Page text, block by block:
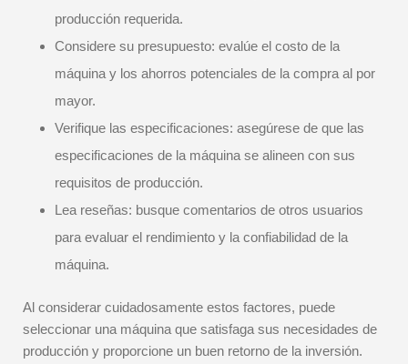
producción requerida.
Considere su presupuesto: evalúe el costo de la
máquina y los ahorros potenciales de la compra al por
mayor.
Verifique las especificaciones: asegúrese de que las
especificaciones de la máquina se alineen con sus
requisitos de producción.
Lea reseñas: busque comentarios de otros usuarios
para evaluar el rendimiento y la confiabilidad de la
máquina.
Al considerar cuidadosamente estos factores, puede
seleccionar una máquina que satisfaga sus necesidades de
producción y proporcione un buen retorno de la inversión.